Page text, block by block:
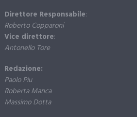
Direttore Responsabile:
Roberto Copparoni
Vice direttore:
Antonello Tore
Redazione:
Paolo Piu
Roberta Manca
Massimo Dotta